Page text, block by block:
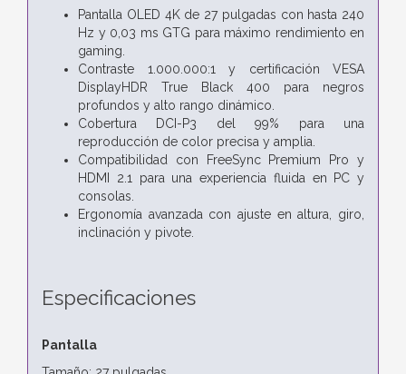
Pantalla OLED 4K de 27 pulgadas con hasta 240
Hz y 0,03 ms GTG para máximo rendimiento en
gaming.
Contraste 1.000.000:1 y certificación VESA
DisplayHDR True Black 400 para negros
profundos y alto rango dinámico.
Cobertura DCI-P3 del 99% para una
reproducción de color precisa y amplia.
Compatibilidad con FreeSync Premium Pro y
HDMI 2.1 para una experiencia fluida en PC y
consolas.
Ergonomía avanzada con ajuste en altura, giro,
inclinación y pivote.
Especificaciones
Pantalla